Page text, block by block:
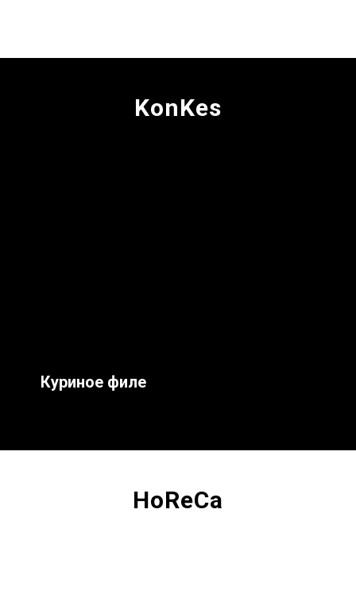
KonKes
Куриное филе
HoReCa